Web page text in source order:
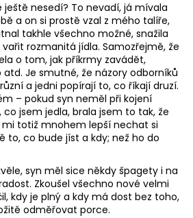
ještě nesedí? To nevadí, já mívala
a on si prostě vzal z mého talíře,
takhle všechno možné, snažila
rozmanitá jídla. Samozřejmě, že
o tom, jak příkrmy zavádět,
Je smutné, že názory odborníků
a jedni popírají to, co říkají druzí.
– pokud syn neměl při kojení
jsem jedla, brala jsem to tak, že
mi totiž mnohem lepší nechat si
to, co bude jíst a kdy; než ho do
syn měl sice někdy špagety i na
Zkoušel všechno nové velmi
kdy je plný a kdy má dost bez toho,
odměřovat porce.